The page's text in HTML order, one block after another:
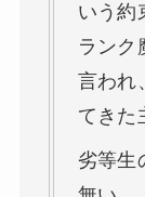
いう約
ランク
言われ
てきた
劣等生